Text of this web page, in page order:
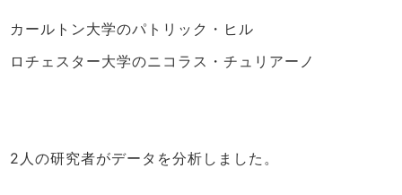
カールトン大学のパトリック・ヒル
ロチェスター大学のニコラス・チュリアーノ
2人の研究者がデータを分析しました。